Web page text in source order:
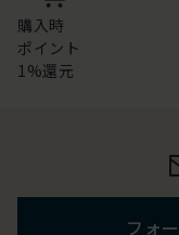
購入時
ポイント
1%還元
フォ